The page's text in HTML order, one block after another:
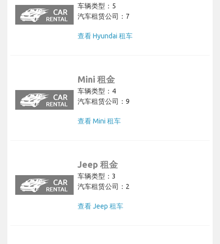
车辆类型：5
汽车租赁公司：7
查看 Hyundai 租车
Mini 租金
车辆类型：4
汽车租赁公司：9
查看 Mini 租车
Jeep 租金
车辆类型：3
汽车租赁公司：2
查看 Jeep 租车